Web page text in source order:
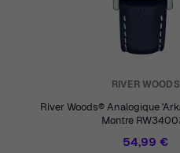
RIVER WOODS
River Woods® Analogique
Montre
54,99 €